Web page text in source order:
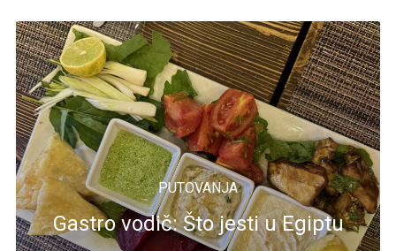
PUTOVANJA
Gastro vodič: Što jesti u Egiptu